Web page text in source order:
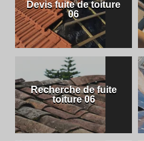
Devis fuite de toiture
06
Recherche de fuite
toiture 06